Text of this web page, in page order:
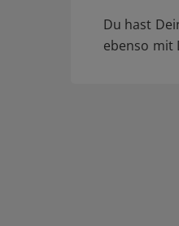
Du hast
ebenso mit